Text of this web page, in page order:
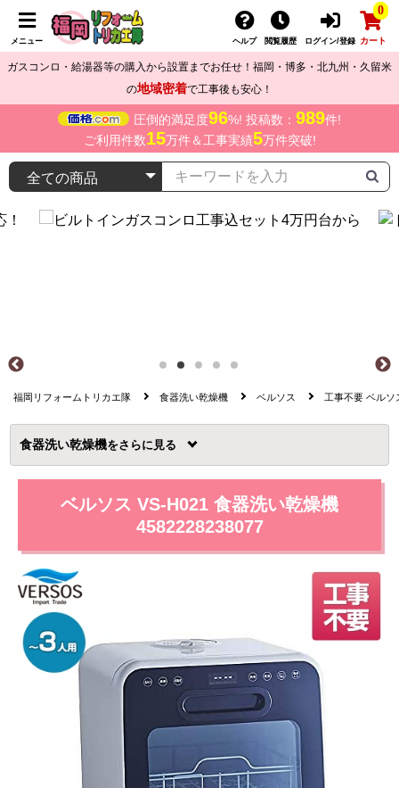
メニュー ヘルプ 閲覧履歴 ログイン/登録
0
カート
ガスコンロ・給湯器等の購入から設置までお任せ！福岡・博多・北九州・久留米
の地域密着で工事後も安心！
圧倒的満足度96%! 投稿数： 989件!
ご利用件数15万件＆工事実績5万件突破!
福岡リフォームトリカエ隊 食器洗い乾燥機 ベルソス 工事不要 ベル
食器洗い乾燥機を
ベルソス VS-H021 食器洗い乾燥機
4582228238077